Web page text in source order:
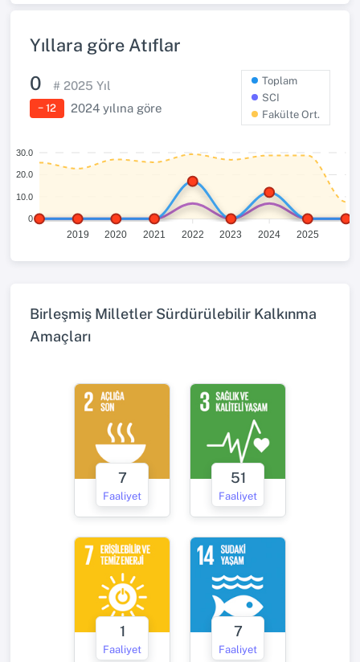
Yıllara göre Atıflar
0 # 2025 Yıl
− 12 2024 yılına göre
Toplam
SCI
Fakülte Ort.
30.0
20.0
10.0
0
2019 2020 2021 2022 2023 2024 2025
Birleşmiş Milletler Sürdürülebilir Kalkınma
Amaçları
7
Faaliyet
51
Faaliyet
1
Faaliyet
7
Faaliyet